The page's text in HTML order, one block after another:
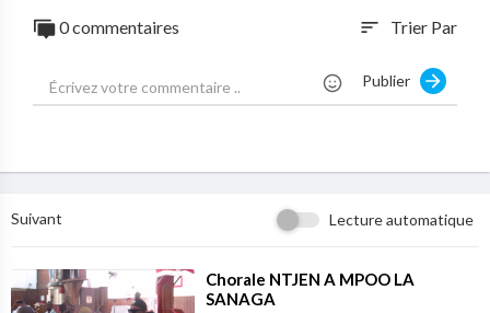
0 commentaires sort Trier Par
Publier
Suivant Lecture automatique
⁣Chorale NTJEN A MPOO LA
SANAGA